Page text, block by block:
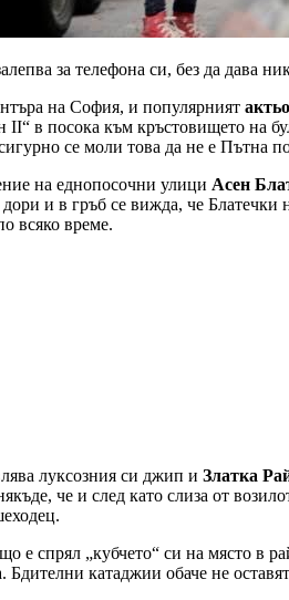
за телефона си, без да дава
на София, и популярният
в посока към кръстовището на
се моли това да не е Пътна
на еднопосочни улици Асен
и в гръб се вижда, че Блатечки
всяко време.
луксозния си джип и Златка
че и след като слиза от
е спрял „кубчето“ си на място в
катаджии обаче не